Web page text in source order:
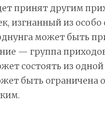
принят другим
изгнанный из особо
может быть
— группа
состоять из
быть ограничена